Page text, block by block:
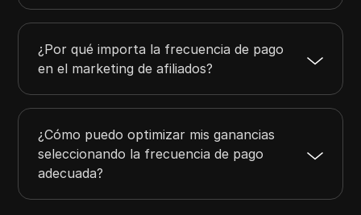
¿Por qué importa la frecuencia de pago
en el marketing de afiliados?
¿Cómo puedo optimizar mis ganancias
seleccionando la frecuencia de pago
adecuada?